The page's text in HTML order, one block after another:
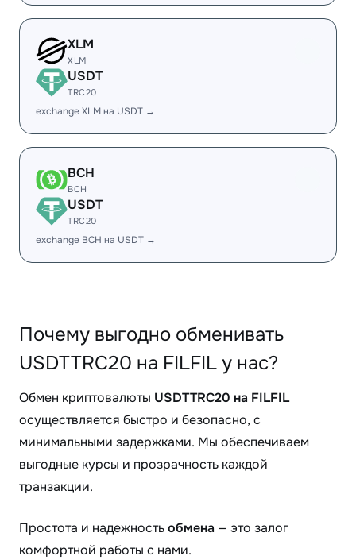
XLM
XLM
USDT
TRC20
exchange XLM на USDT →
BCH
BCH
USDT
TRC20
exchange BCH на USDT →
Почему выгодно обменивать
USDTTRC20 на FILFIL у нас?
Обмен криптовалюты USDTTRC20 на FILFIL
осуществляется быстро и безопасно, с
минимальными задержками. Мы обеспечиваем
выгодные курсы и прозрачность каждой
транзакции.
Простота и надежностьобмена — это залог
комфортной работы с нами.